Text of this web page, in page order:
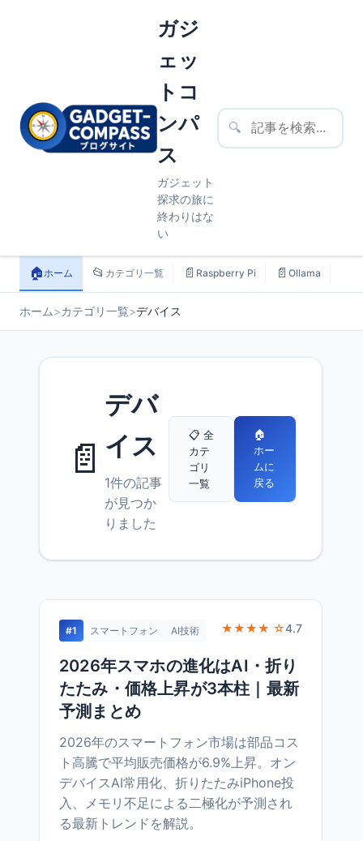
ガジ
ェッ
トコ
ンパ
ス
ガジェット
探求の旅に
終わりはな
い
🔍
🏠ホーム 📂 カテゴリ一覧 📄 Raspberry Pi 📄 Ollama
ホーム>カテゴリ一覧>デバイス
📄
デバ
イス
1件の記事
が見つか
りました
📋 全
カテ
ゴリ
一覧
🏠
ホー
ムに
戻る
#1 スマートフォン AI技術 ★★★★ ☆4.7
2026年スマホの進化はAI・折り
たたみ・価格上昇が3本柱｜最新
予測まとめ
2026年のスマートフォン市場は部品コス
ト高騰で平均販売価格が6.9%上昇。オン
デバイスAI常用化、折りたたみiPhone投
入、メモリ不足による二極化が予測され
る最新トレンドを解説。